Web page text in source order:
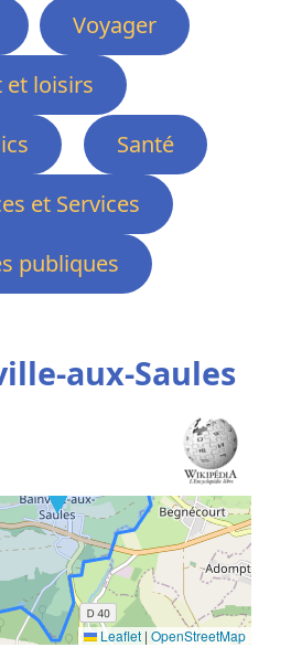
Voyager
et loisirs
Santé
et Services
publiques
aux-Saules
Leaflet | OpenStreetMap